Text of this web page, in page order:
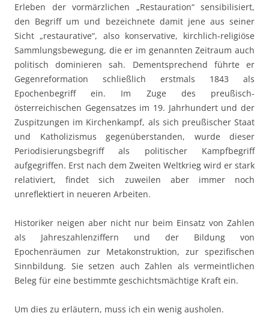
Erleben der vormärzlichen „Restauration“ sensibilisiert,
den Begriff um und bezeichnete damit jene aus seiner
Sicht „restaurative“, also konservative, kirchlich-religiöse
Sammlungsbewegung, die er im genannten Zeitraum auch
politisch dominieren sah. Dementsprechend führte er
Gegenreformation schließlich erstmals 1843 als
Epochenbegriff ein. Im Zuge des preußisch-
österreichischen Gegensatzes im 19. Jahrhundert und der
Zuspitzungen im Kirchenkampf, als sich preußischer Staat
und Katholizismus gegenüberstanden, wurde dieser
Periodisierungsbegriff als politischer Kampfbegriff
aufgegriffen. Erst nach dem Zweiten Weltkrieg wird er stark
relativiert, findet sich zuweilen aber immer noch
unreflektiert in neueren Arbeiten.
Historiker neigen aber nicht nur beim Einsatz von Zahlen
als Jahreszahlenziffern und der Bildung von
Epochenräumen zur Metakonstruktion, zur spezifischen
Sinnbildung. Sie setzen auch Zahlen als vermeintlichen
Beleg für eine bestimmte geschichtsmächtige Kraft ein.
Um dies zu erläutern, muss ich ein wenig ausholen.